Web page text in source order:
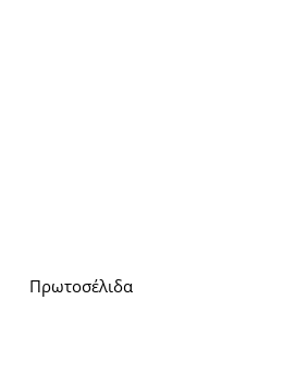
Πρωτοσέλιδα